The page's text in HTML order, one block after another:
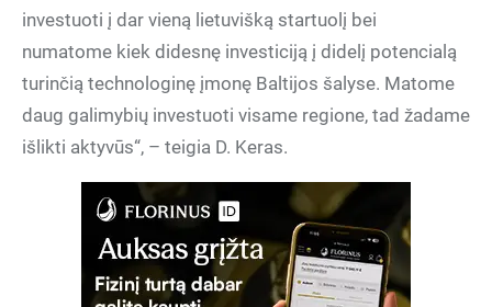
investuoti į dar vieną lietuvišką startuolį bei
numatome kiek didesnę investiciją į didelį potencialą
turinčią technologinę įmonę Baltijos šalyse. Matome
daug galimybių investuoti visame regione, tad žadame
išlikti aktyvūs“, – teigia D. Keras.